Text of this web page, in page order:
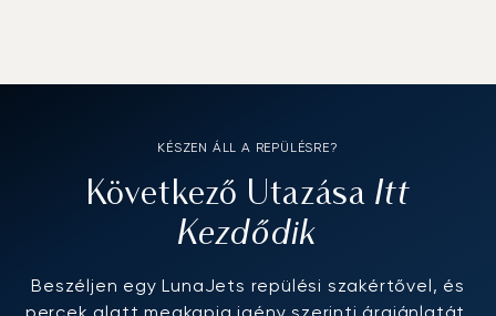
KÉSZEN ÁLL A REPÜLÉSRE?
Következő Utazása Itt
Kezdődik
Beszéljen egy LunaJets repülési szakértővel, és